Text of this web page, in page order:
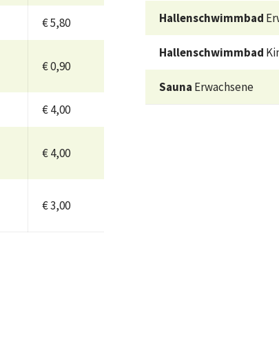
€ 5,80
€ 0,90
€ 4,00
€ 4,00
€ 3,00
Hallenschwimmbad
Hallenschwimmbad
Sauna Erwachsene